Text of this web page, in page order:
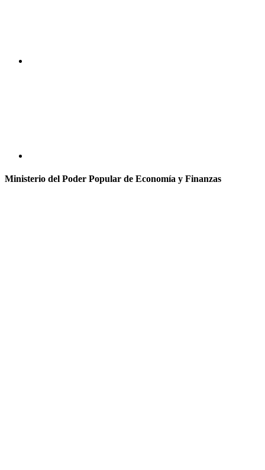
Ministerio del Poder Popular de Economía y Finanzas